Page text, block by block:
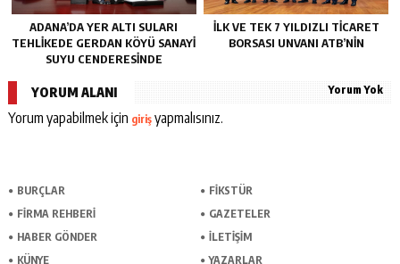
ADANA’DA YER ALTI SULARI
TEHLİKEDE GERDAN KÖYÜ SANAYİ
SUYU CENDERESİNDE
İLK VE TEK 7 YILDIZLI TİCARET
BORSASI UNVANI ATB’NİN
YORUM ALANI Yorum Yok
Yorum yapabilmek için girişyapmalısınız.
BURÇLAR
FİKSTÜR
FİRMA REHBERİ
GAZETELER
HABER GÖNDER
İLETİŞİM
KÜNYE
YAZARLAR